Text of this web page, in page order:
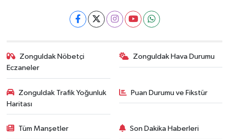
Zonguldak Nöbetçi
Eczaneler
Zonguldak Hava Durumu
Zonguldak Trafik Yoğunluk
Haritası
Puan Durumu ve Fikstür
Tüm Manşetler Son Dakika Haberleri